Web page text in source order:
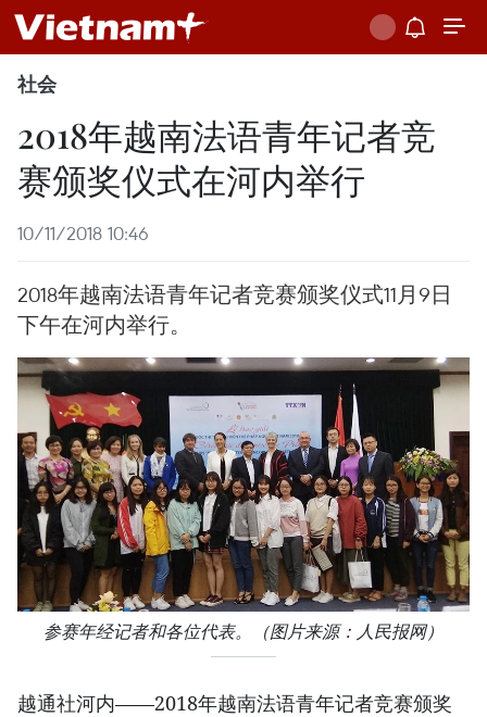
社会
2018年越南法语青年记者竞
赛颁奖仪式在河内举行
10/11/2018 10:46
2018年越南法语青年记者竞赛颁奖仪式11月9日
下午在河内举行。
参赛年经记者和各位代表。（图片来源：人民报网）
越通社河内——2018年越南法语青年记者竞赛颁奖